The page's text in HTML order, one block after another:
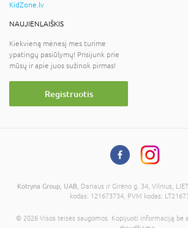
KidZone.lv
NAUJIENLAIŠKIS
Kiekvieną mėnesį mes turime
ypatingų pasiūlymų! Prisijunk prie
mūsų ir apie juos sužinok pirmas!
Registruotis
Kotryna Group, UAB , Dariaus ir Girėno g. 34, Vilnius,
kodas: 121673734, PVM kodas:
© 2026 Visos teisės saugomos. Kopijuoti informaciją be